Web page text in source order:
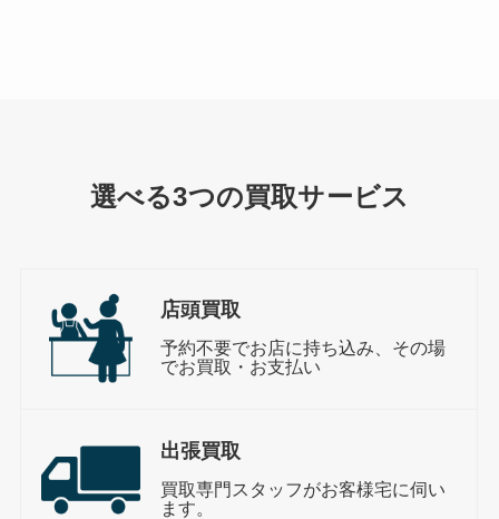
選べる3つの買取サービス
店頭買取
予約不要でお店に持ち込み、その場
でお買取・お支払い
出張買取
買取専門スタッフがお客様宅に伺い
ます。